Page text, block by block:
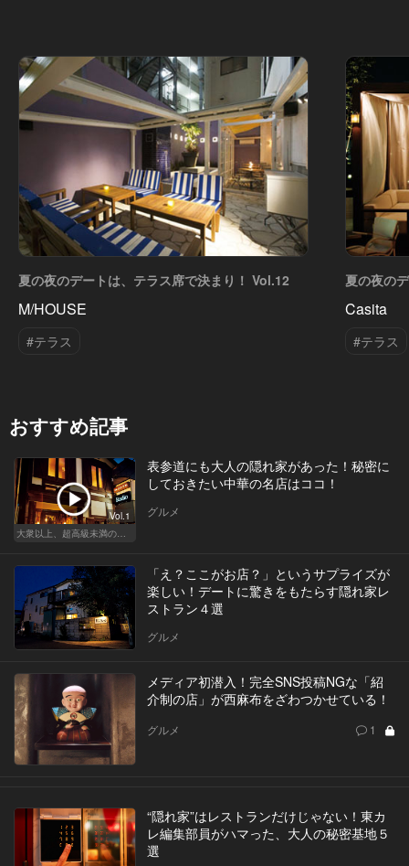
夏の夜のデートは、テラス席で決まり！ Vol.12
M/HOUSE
#テラス
夏の夜の
Casita
#テラス
おすすめ記事
Vol.1
大衆以上、超高級未満の絶品中華
表参道にも大人の隠れ家があった！秘密に
しておきたい中華の名店はココ！
グルメ
「え？ここがお店？」というサプライズが
楽しい！デートに驚きをもたらす隠れ家レ
ストラン４選
グルメ
メディア初潜入！完全SNS投稿NGな「紹
介制の店」が西麻布をざわつかせている！
グルメ 1
“隠れ家”はレストランだけじゃない！東カ
レ編集部員がハマった、大人の秘密基地５
選